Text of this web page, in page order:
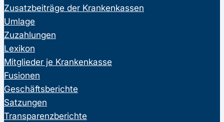
Zusatzbeiträge der Krankenkassen
Umlage
Zuzahlungen
Lexikon
Mitglieder je Krankenkasse
Fusionen
Geschäftsberichte
Satzungen
Transparenzberichte